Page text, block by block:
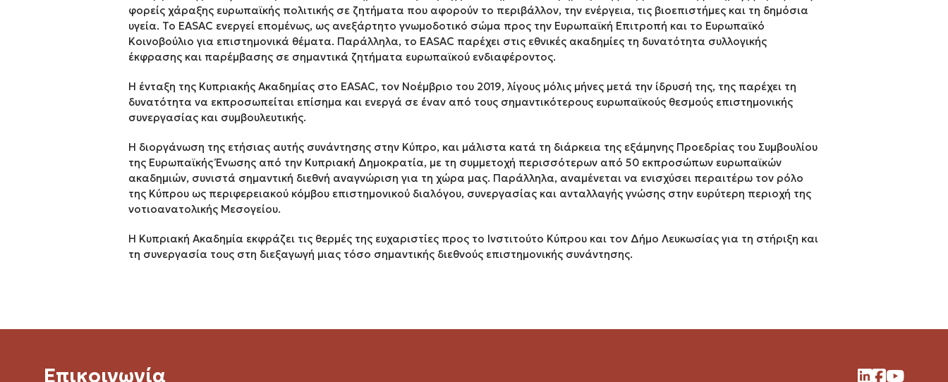
φορείς χάραξης ευρωπαϊκής πολιτικής σε ζητήματα που αφορούν το περιβάλλον, την ενέργεια, τις βιοεπιστήμες και τη δημόσια
υγεία. Το EASAC ενεργεί επομένως, ως ανεξάρτητο γνωμοδοτικό σώμα προς την Ευρωπαϊκή Επιτροπή και το Ευρωπαϊκό
Κοινοβούλιο για επιστημονικά θέματα. Παράλληλα, το EASAC παρέχει στις εθνικές ακαδημίες τη δυνατότητα συλλογικής
έκφρασης και παρέμβασης σε σημαντικά ζητήματα ευρωπαϊκού ενδιαφέροντος.
Η ένταξη της Κυπριακής Ακαδημίας στο EASAC, τον Νοέμβριο του 2019, λίγους μόλις μήνες μετά την ίδρυσή της, της παρέχει τη
δυνατότητα να εκπροσωπείται επίσημα και ενεργά σε έναν από τους σημαντικότερους ευρωπαϊκούς θεσμούς επιστημονικής
συνεργασίας και συμβουλευτικής.
Η διοργάνωση της ετήσιας αυτής συνάντησης στην Κύπρο, και μάλιστα κατά τη διάρκεια της εξάμηνης Προεδρίας του Συμβουλίου
της Ευρωπαϊκής Ένωσης από την Κυπριακή Δημοκρατία, με τη συμμετοχή περισσότερων από 50 εκπροσώπων ευρωπαϊκών
ακαδημιών, συνιστά σημαντική διεθνή αναγνώριση για τη χώρα μας. Παράλληλα, αναμένεται να ενισχύσει περαιτέρω τον ρόλο
της Κύπρου ως περιφερειακού κόμβου επιστημονικού διαλόγου, συνεργασίας και ανταλλαγής γνώσης στην ευρύτερη περιοχή της
νοτιοανατολικής Μεσογείου.
Η Κυπριακή Ακαδημία εκφράζει τις θερμές της ευχαριστίες προς το Ινστιτούτο Κύπρου και τον Δήμο Λευκωσίας για τη στήριξη και
τη συνεργασία τους στη διεξαγωγή μιας τόσο σημαντικής διεθνούς επιστημονικής συνάντησης.
Επικοινωνία